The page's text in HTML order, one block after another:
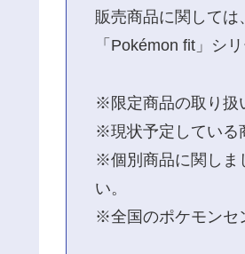
販売商品に関しては
「Pokémon fit」シ
※限定商品の取り扱
※現状予定している
※個別商品に関しま
い。
※全国のポケモンセ